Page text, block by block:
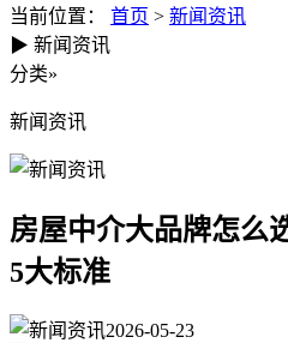
当前位置： 首页 > 新闻资讯
房屋中介大品
▶ 新闻资讯
分类»
新闻资讯
房屋中介大品牌怎么
5大标准
2026-05-23